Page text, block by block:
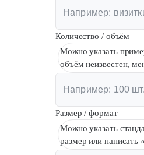
Количество / объём
Можно указать
объём неизвестен,
Размер / формат
Можно указать
размер или написать